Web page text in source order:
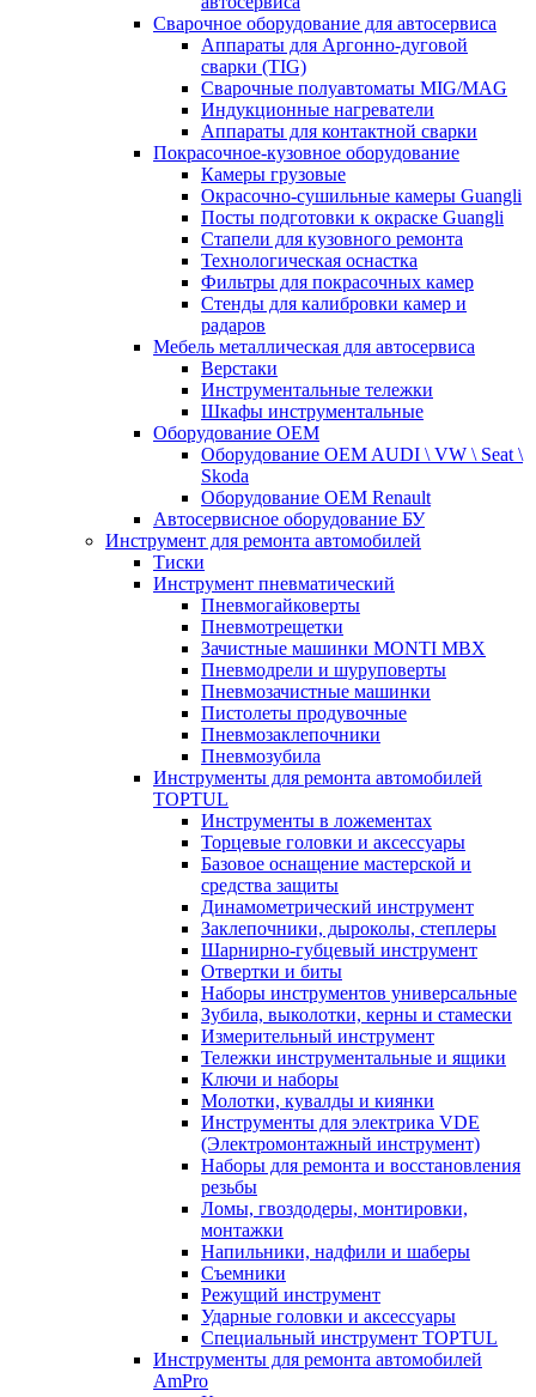
Сварочное оборудование для автосервиса
Аппараты для Аргонно-дуговой
сварки (TIG)
Сварочные полуавтоматы MIG/MAG
Индукционные нагреватели
Аппараты для контактной сварки
Покрасочное-кузовное оборудование
Камеры грузовые
Окрасочно-сушильные камеры Guangli
Посты подготовки к окраске Guangli
Стапели для кузовного ремонта
Технологическая оснастка
Фильтры для покрасочных камер
Стенды для калибровки камер и
радаров
Мебель металлическая для автосервиса
Верстаки
Инструментальные тележки
Шкафы инструментальные
Оборудование OEM
Оборудование OEM AUDI \ VW \ Seat \
Skoda
Оборудование OEM Renault
Автосервисное оборудование БУ
Инструмент для ремонта автомобилей
Тиски
Инструмент пневматический
Пневмогайковерты
Пневмотрещетки
Зачистные машинки MONTI MBX
Пневмодрели и шуруповерты
Пневмозачистные машинки
Пистолеты продувочные
Пневмозаклепочники
Пневмозубила
Инструменты для ремонта автомобилей
TOPTUL
Инструменты в ложементах
Торцевые головки и аксессуары
Базовое оснащение мастерской и
средства защиты
Динамометрический инструмент
Заклепочники, дыроколы, степлеры
Шарнирно-губцевый инструмент
Отвертки и биты
Наборы инструментов универсальные
Зубила, выколотки, керны и стамески
Измерительный инструмент
Тележки инструментальные и ящики
Ключи и наборы
Молотки, кувалды и киянки
Инструменты для электрика VDE
(Электромонтажный инструмент)
Наборы для ремонта и восстановления
резьбы
Ломы, гвоздодеры, монтировки,
монтажки
Напильники, надфили и шаберы
Съемники
Режущий инструмент
Ударные головки и аксессуары
Специальный инструмент TOPTUL
Инструменты для ремонта автомобилей
AmPro